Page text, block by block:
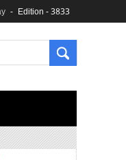
Edition - 3833